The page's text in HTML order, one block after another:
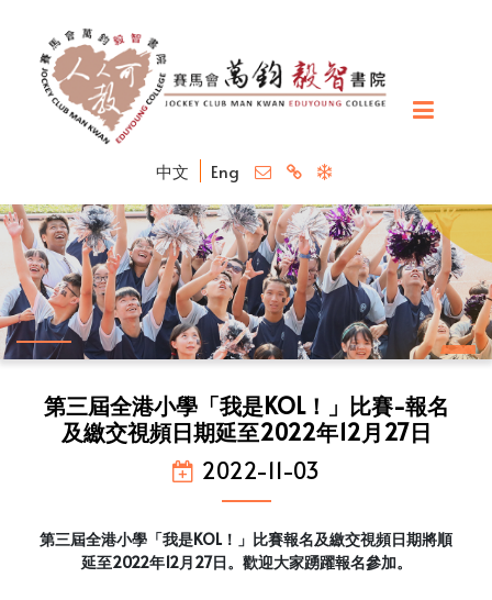
中文 Eng
第三屆全港小學「我是KOL！」比賽-報名
及繳交視頻日期延至2022年12月27日
2022-11-03
第三屆全港小學「我是KOL！」比賽報名及繳交視頻日期將順
延至2022年12月27日。歡迎大家踴躍報名參加。